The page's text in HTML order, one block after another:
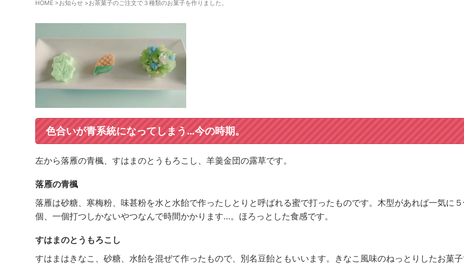
HOME >お知らせ >お茶菓子のご注文で３種類のお菓子を作りました。
色合いが青系統になってしまう…今の時期。
左から落雁の青楓、すはまのとうもろこし、羊羹金団の露草です。
落雁の青楓
落雁は砂糖、寒梅粉、味甚粉を水と水飴で作ったしとりと呼ばれる蜜で打ったものです。木型があれば一気に
個、一個打つしかないやつなんで時間かかります…。ほろっとした食感です。
すはまのとうもろこし
すはまはきなこ、砂糖、水飴を混ぜて作ったもので、別名豆飴ともいいます。きなこ風味のねっとりしたお菓